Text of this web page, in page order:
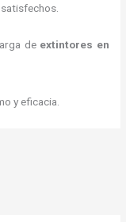
de extintores en
y eficacia.